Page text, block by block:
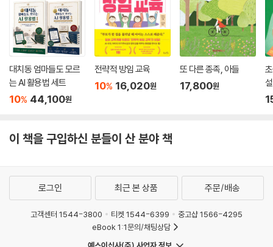
대치동 엄마들도 모르
는 AI 활용법 세트
10% 44,100원
전략적 방임 교육
10% 16,020원
또 다른 종족, 아들
17,800원
이 책을 구입하신 분들이 산 분야 책
로그인 최근 본 상품 주문/배송
고객센터 1544-3800 티켓 1544-6399
중고샵 1566-4295
eBook 1:1문의/채팅상담